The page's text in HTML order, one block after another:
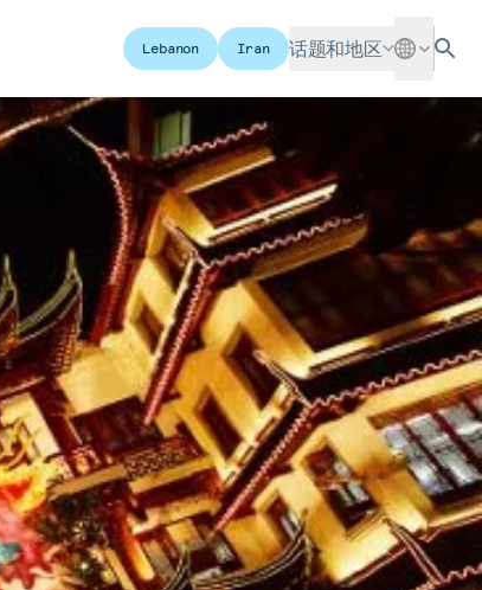
Lebanon Iran 话题和地区